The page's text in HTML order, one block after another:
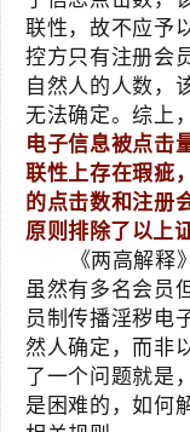
联性，故不应予
控方只有注册会
自然人的人数，
无法确定。综上
电子信息被点击
联性上存在瑕疵
的点击数和注册
原则排除了以上
《两高解释》
虽然有多名会员
员制传播淫秽电
然人确定，而非
了一个问题就是
是困难的，如何